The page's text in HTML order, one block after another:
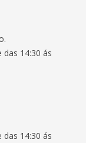
das 14:30 ás
das 14:30 ás